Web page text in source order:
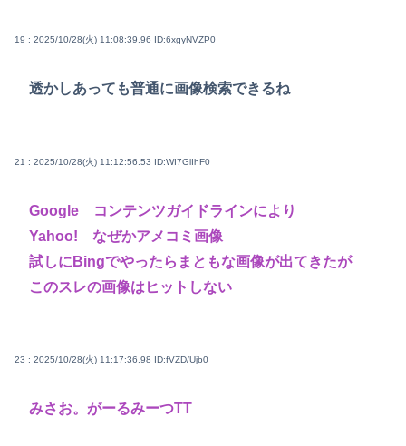
19 : 2025/10/28(火) 11:08:39.96 ID:6xgyNVZP0
透かしあっても普通に画像検索できるね
21 : 2025/10/28(火) 11:12:56.53 ID:WI7GlIhF0
Google コンテンツガイドラインにより
Yahoo! なぜかアメコミ画像
試しにBingでやったらまともな画像が出てきたが
このスレの画像はヒットしない
23 : 2025/10/28(火) 11:17:36.98 ID:fVZD/Ujb0
みさお。がーるみーつTT